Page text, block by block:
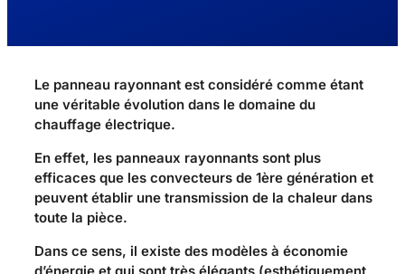
Le panneau rayonnant est considéré comme étant
une véritable évolution dans le domaine du
chauffage électrique.
En effet, les panneaux rayonnants sont plus
efficaces que les convecteurs de 1ère génération et
peuvent établir une transmission de la chaleur dans
toute la pièce.
Dans ce sens, il existe des modèles à économie